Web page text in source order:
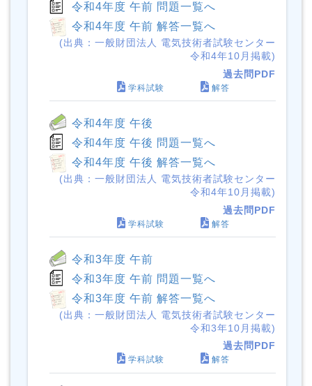
令和4年度 午前 問題一覧へ
令和4年度 午前 解答一覧へ
(出典：一般財団法人 電気技術者試験センター
令和4年10月掲載)
過去問PDF
学科試験 解答
令和4年度 午後
令和4年度 午後 問題一覧へ
令和4年度 午後 解答一覧へ
(出典：一般財団法人 電気技術者試験センター
令和4年10月掲載)
過去問PDF
学科試験 解答
令和3年度 午前
令和3年度 午前 問題一覧へ
令和3年度 午前 解答一覧へ
(出典：一般財団法人 電気技術者試験センター
令和3年10月掲載)
過去問PDF
学科試験 解答